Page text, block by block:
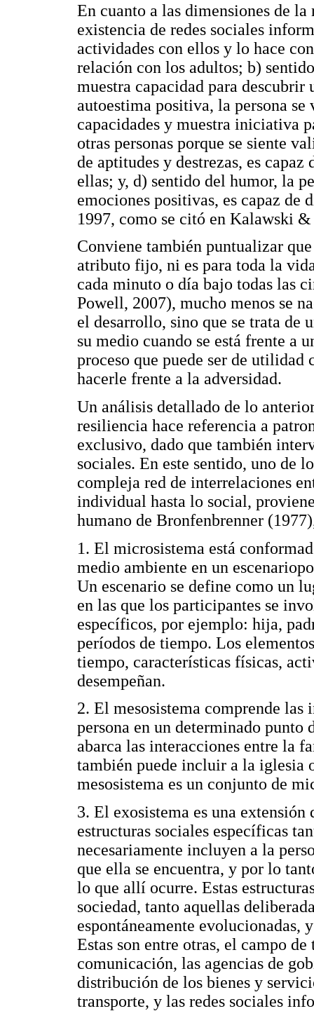
En cuanto a las dimensiones de
existencia de redes sociales
actividades con ellos y lo hace
relación con los adultos; b)
muestra capacidad para
autoestima positiva, la persona
capacidades y muestra iniciativa
otras personas porque se siente
de aptitudes y destrezas, es
ellas; y, d) sentido del humor, la
emociones positivas, es capaz de
1997, como se citó en Kalawski
Conviene también puntualizar
atributo fijo, ni es para toda la
cada minuto o día bajo todas las
Powell, 2007), mucho menos se
el desarrollo, sino que se trata de
su medio cuando se está frente a
proceso que puede ser de utilidad
hacerle frente a la adversidad.
Un análisis detallado de lo
resiliencia hace referencia a
exclusivo, dado que también
sociales. En este sentido, uno de
compleja red de interrelaciones
individual hasta lo social,
humano de Bronfenbrenner
1. El microsistema está
medio ambiente en un
Un escenario se define como un
en las que los participantes se
específicos, por ejemplo: hija,
períodos de tiempo. Los
tiempo, características físicas,
desempeñan.
2. El mesosistema comprende las
persona en un determinado punto
abarca las interacciones entre la
también puede incluir a la iglesia
mesosistema es un conjunto de
3. El exosistema es una extensión
estructuras sociales específicas
necesariamente incluyen a la
que ella se encuentra, y por lo
lo que allí ocurre. Estas
sociedad, tanto aquellas
espontáneamente evolucionadas,
Estas son entre otras, el campo
comunicación, las agencias de
distribución de los bienes y
transporte, y las redes sociales